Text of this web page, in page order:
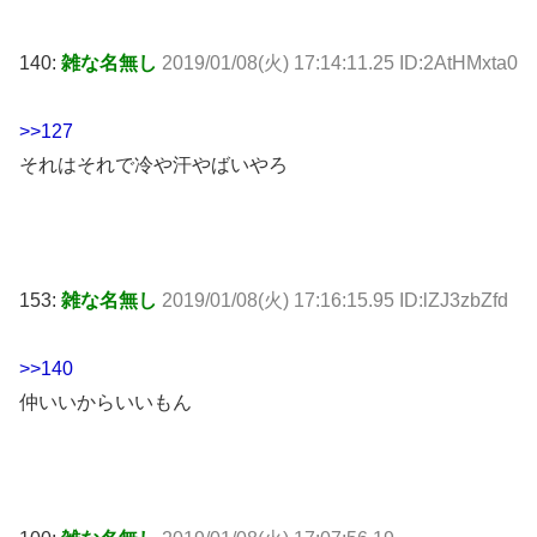
140: 雑な名無し 2019/01/08(火) 17:14:11.25 ID:2AtHMxta0
>>127
それはそれで冷や汗やばいやろ
153: 雑な名無し 2019/01/08(火) 17:16:15.95 ID:lZJ3zbZfd
>>140
仲いいからいいもん